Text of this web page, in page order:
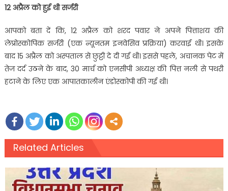
12 अप्रैल को हुई थी सर्जरी
आपको बता दें कि, 12 अप्रैल को शरद पवार ने अपने पित्ताशय की
लेप्रोस्कोपिक सर्जरी (एक न्यूनतम इनवेसिव प्रक्रिया) करवाई थी। इसके
बाद 15 अप्रैल को अस्पताल से छुट्टी दे दी गई थी। इससे पहले, अचानक पेट में
तेज दर्द उठने के बाद, 30 मार्च को एनसीपी अध्यक्ष की पित्त नली से पथरी
हटाने के लिए एक आपातकालीन एंडोस्कोपी की गई थी।
Related Articles